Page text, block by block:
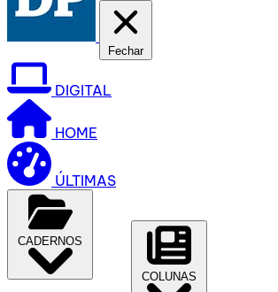
Fechar
DIGITAL
HOME
ÚLTIMAS
CADERNOS
COLUNAS